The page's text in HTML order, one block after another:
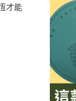
才能